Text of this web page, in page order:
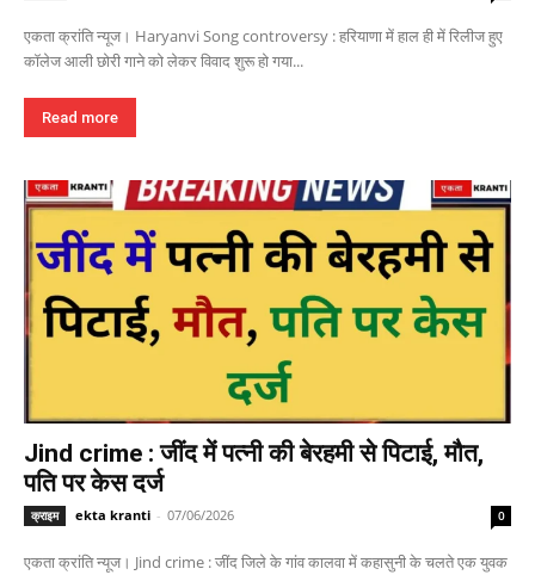
एकता क्रांति न्यूज। Haryanvi Song controversy : हरियाणा में हाल ही में रिलीज हुए
कॉलेज आली छोरी गाने को लेकर विवाद शुरू हो गया...
Read more
Jind crime : जींद में पत्नी की बेरहमी से पिटाई, मौत,
पति पर केस दर्ज
क्राइम ekta kranti - 07/06/2026 0
एकता क्रांति न्यूज। Jind crime : जींद जिले के गांव कालवा में कहासुनी के चलते एक युवक